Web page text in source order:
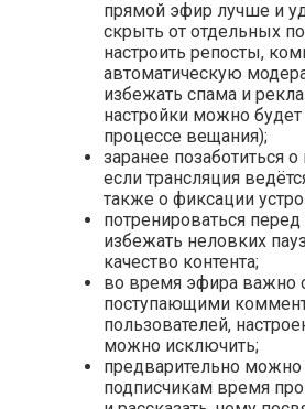
прямой эфир лучше и
скрыть от отдельных
настроить репосты,
автоматическую
избежать спама и
настройки можно
процессе вещания);
заранее позаботиться
если трансляция
также о фиксации
потренироваться
избежать неловких
качество контента;
во время эфира важно
поступающими
пользователей,
можно исключить;
предварительно
подписчикам время